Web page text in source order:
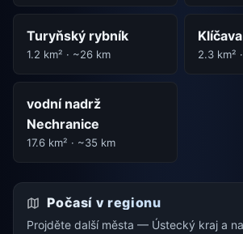
Turyňský rybník
1.2 km² · ~26 km
Klíčava
2.3 km²
vodní nadrž
Nechranice
17.6 km² · ~35 km
Počasí v regionu
Projděte další města — Ústecký kraj a